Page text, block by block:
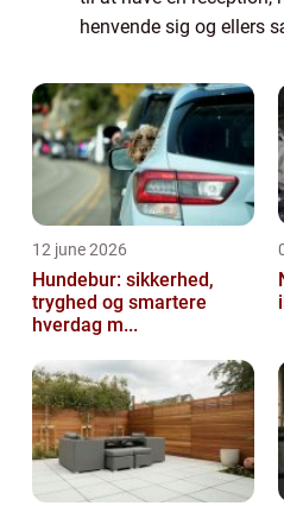
henvende sig og ellers
12 june 2026
Hundebur: sikkerhed,
tryghed og smartere
hverdag m...